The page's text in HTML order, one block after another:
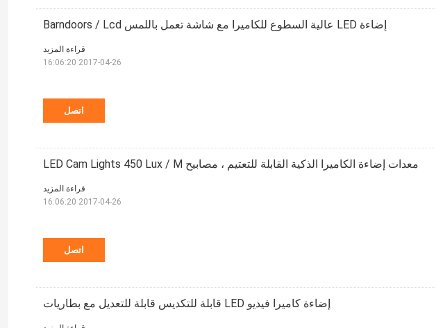
إضاءة LED عالية السطوع للكاميرا مع شاشة تعمل باللمس Barndoors / Lcd
اتصل
قراءة المزيد
2017-04-26 16:06:20
معدات إضاءة الكاميرا الذكية القابلة للتعتيم ، مصابيح LED Cam Lights 450 Lux / M
اتصل
قراءة المزيد
2017-04-26 16:06:20
إضاءة كاميرا فيديو LED قابلة للتكديس قابلة للتعديل مع بطاريات